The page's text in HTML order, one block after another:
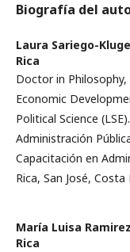
Biografía del
Laura Sariego-
Rica
Doctor in Philosophy,
Economic
Political Science
Administración
Capacitación en
Rica, San José, Costa
María Luisa
Rica